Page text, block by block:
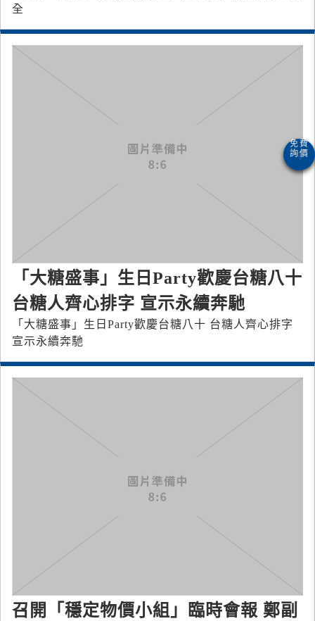
全
「大糖盛事」生日Party歡慶台糖八十
台糖人齊心排字 宣示永續奔馳
「大糖盛事」生日Party歡慶台糖八十 台糖人齊心排字
宣示永續奔馳
召開「穩定物價小組」臨時會報 鄭副